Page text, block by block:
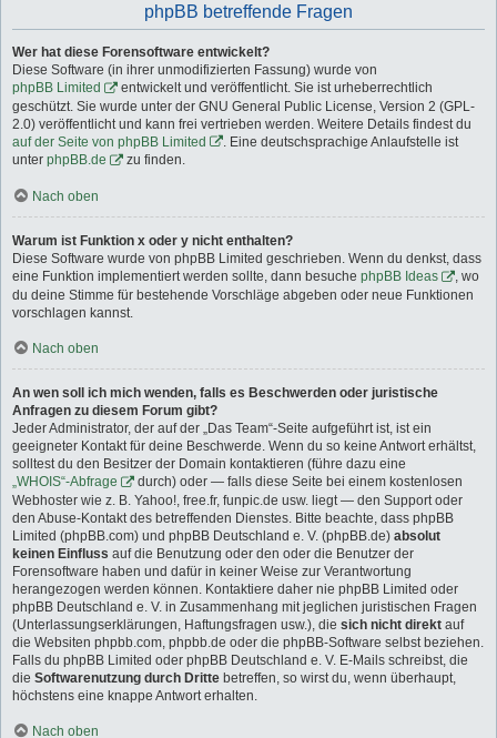
phpBB betreffende Fragen
Wer hat diese Forensoftware entwickelt?
Diese Software (in ihrer unmodifizierten Fassung) wurde von
phpBB Limited
entwickelt und veröffentlicht. Sie ist urheberrechtlich
geschützt. Sie wurde unter der GNU General Public License, Version 2 (GPL-
2.0) veröffentlicht und kann frei vertrieben werden. Weitere Details findest du
auf der Seite von phpBB Limited
. Eine deutschsprachige Anlaufstelle ist
unter phpBB.de zu finden.
Nach oben
Warum ist Funktion x oder y nicht enthalten?
Diese Software wurde von phpBB Limited geschrieben. Wenn du denkst, dass
eine Funktion implementiert werden sollte, dann besuche phpBB Ideas
, wo
du deine Stimme für bestehende Vorschläge abgeben oder neue Funktionen
vorschlagen kannst.
Nach oben
An wen soll ich mich wenden, falls es Beschwerden oder juristische
Anfragen zu diesem Forum gibt?
Jeder Administrator, der auf der „Das Team“-Seite aufgeführt ist, ist ein
geeigneter Kontakt für deine Beschwerde. Wenn du so keine Antwort erhältst,
solltest du den Besitzer der Domain kontaktieren (führe dazu eine
„WHOIS“-Abfrage
durch) oder — falls diese Seite bei einem kostenlosen
Webhoster wie z. B. Yahoo!, free.fr, funpic.de usw. liegt — den Support oder
den Abuse-Kontakt des betreffenden Dienstes. Bitte beachte, dass phpBB
Limited (phpBB.com) und phpBB Deutschland e. V. (phpBB.de) absolut
keinen Einfluss auf die Benutzung oder den oder die Benutzer der
Forensoftware haben und dafür in keiner Weise zur Verantwortung
herangezogen werden können. Kontaktiere daher nie phpBB Limited oder
phpBB Deutschland e. V. in Zusammenhang mit jeglichen juristischen Fragen
(Unterlassungserklärungen, Haftungsfragen usw.), die sich nicht direkt auf
die Websiten phpbb.com, phpbb.de oder die phpBB-Software selbst beziehen.
Falls du phpBB Limited oder phpBB Deutschland e. V. E-Mails schreibst, die
die Softwarenutzung durch Dritte betreffen, so wirst du, wenn überhaupt,
höchstens eine knappe Antwort erhalten.
Nach oben